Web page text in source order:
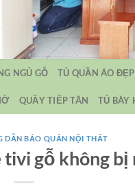
NGỦ GỖ TỦ QUẦN ÁO ĐẸP
QUẦY TIẾP TÂN TỦ BÀY
DẪN BẢO QUẢN NỘI THẤT
tivi gỗ không